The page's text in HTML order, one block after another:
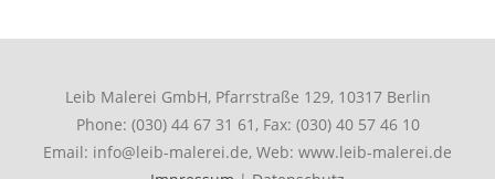
Leib Malerei GmbH, Pfarrstraße 129, 10317 Berlin
Phone: (030) 44 67 31 61, Fax: (030) 40 57 46 10
Email: info@leib-malerei.de, Web: www.leib-malerei.de